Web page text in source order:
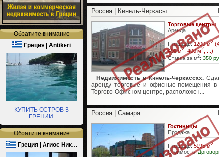
Обратите внимание
Греция | Antikeri
КУПИТЬ ОСТРОВ В
ГРЕЦИИ.
Обратите внимание
Греция | Агиос Ник…
Россия | Кинель-Черкасы
Торговые центры
Аренда
Площадь:1200 м2
400 м2 , 400 м2 , ...)
Ставка за м2: 350
Недвижимость в Кинель-Черкассах.
аренду торговые и офисные помещения в
Торгово-Офисном центре, расположен...
Россия | Самара
Гостиницы
Продажа
Площадь:5195 м2
Стоимость: